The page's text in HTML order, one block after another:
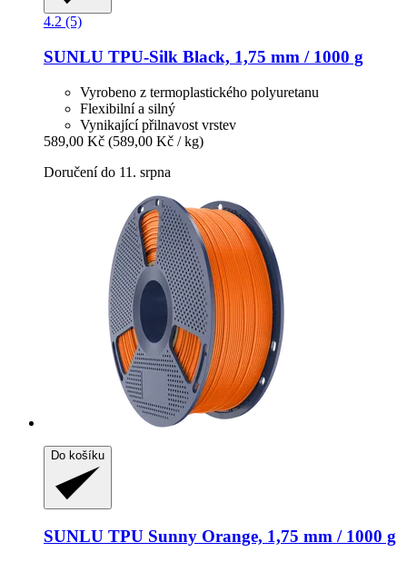
4.2 (5)
SUNLU TPU-​Silk Black, 1,75 mm / 1000 g
Vyrobeno z termoplastického polyuretanu
Flexibilní a silný
Vynikající přilnavost vrstev
589,00 Kč (589,00 Kč / kg)
Doručení do 11. srpna
Do košíku
SUNLU TPU Sunny Orange, 1,75 mm / 1000 g